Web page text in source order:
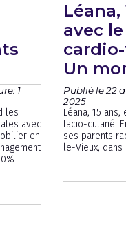
1
les
avec
en
Léana,
avec
Un
Publié le 22
2025
Léana, 15
facio-cutané.
ses parents
le-Vieux, dans